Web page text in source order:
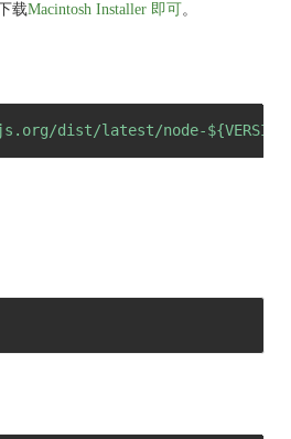
载Macintosh Installer 即可。
dist/latest/node-